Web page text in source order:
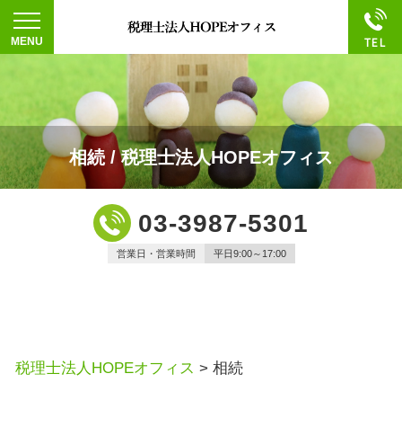
相続 / 税理士法人HOPEオフィス
03-3987-5301
営業日・営業時間 平日9:00～17:00
税理士法人HOPEオフィス > 相続